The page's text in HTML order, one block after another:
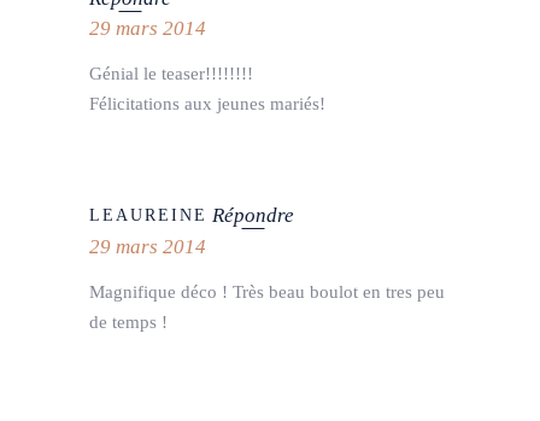
29 mars 2014
Génial le teaser!!!!!!!!
Félicitations aux jeunes mariés!
LEAUREINE Répondre
29 mars 2014
Magnifique déco ! Très beau boulot en tres peu
de temps !